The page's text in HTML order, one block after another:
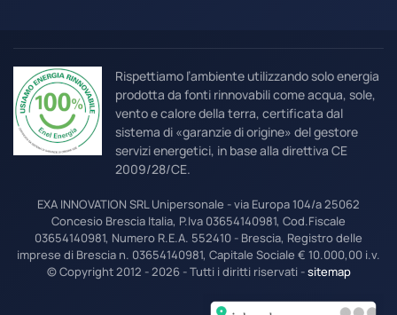
Rispettiamo l’ambiente utilizzando solo energia
prodotta da fonti rinnovabili come acqua, sole,
vento e calore della terra, certificata dal
sistema di «garanzie di origine» del gestore
servizi energetici, in base alla direttiva CE
2009/28/CE.
EXA INNOVATION SRL Unipersonale - via Europa 104/a 25062
Concesio Brescia Italia, P.Iva 03654140981, Cod.Fiscale
03654140981, Numero R.E.A. 552410 - Brescia, Registro delle
imprese di Brescia n. 03654140981, Capitale Sociale € 10.000,00 i.v.
© Copyright 2012 - 2026 - Tutti i diritti riservati -sitemap